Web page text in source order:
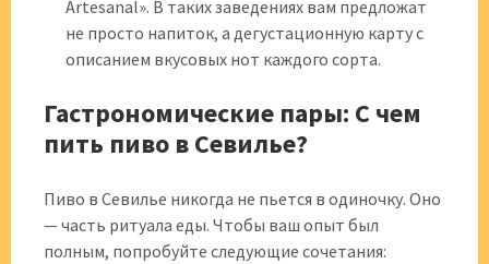
Artesanal». В таких заведениях вам предложат
не просто напиток, а дегустационную карту с
описанием вкусовых нот каждого сорта.
Гастрономические пары: С чем
пить пиво в Севилье?
Пиво в Севилье никогда не пьется в одиночку. Оно
— часть ритуала еды. Чтобы ваш опыт был
полным, попробуйте следующие сочетания: